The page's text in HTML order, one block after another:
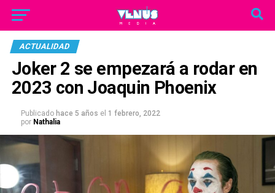
ACTUALIDAD
Joker 2 se empezará a rodar en
2023 con Joaquin Phoenix
Publicado hace 5 años el 1 febrero, 2022
por Nathalia